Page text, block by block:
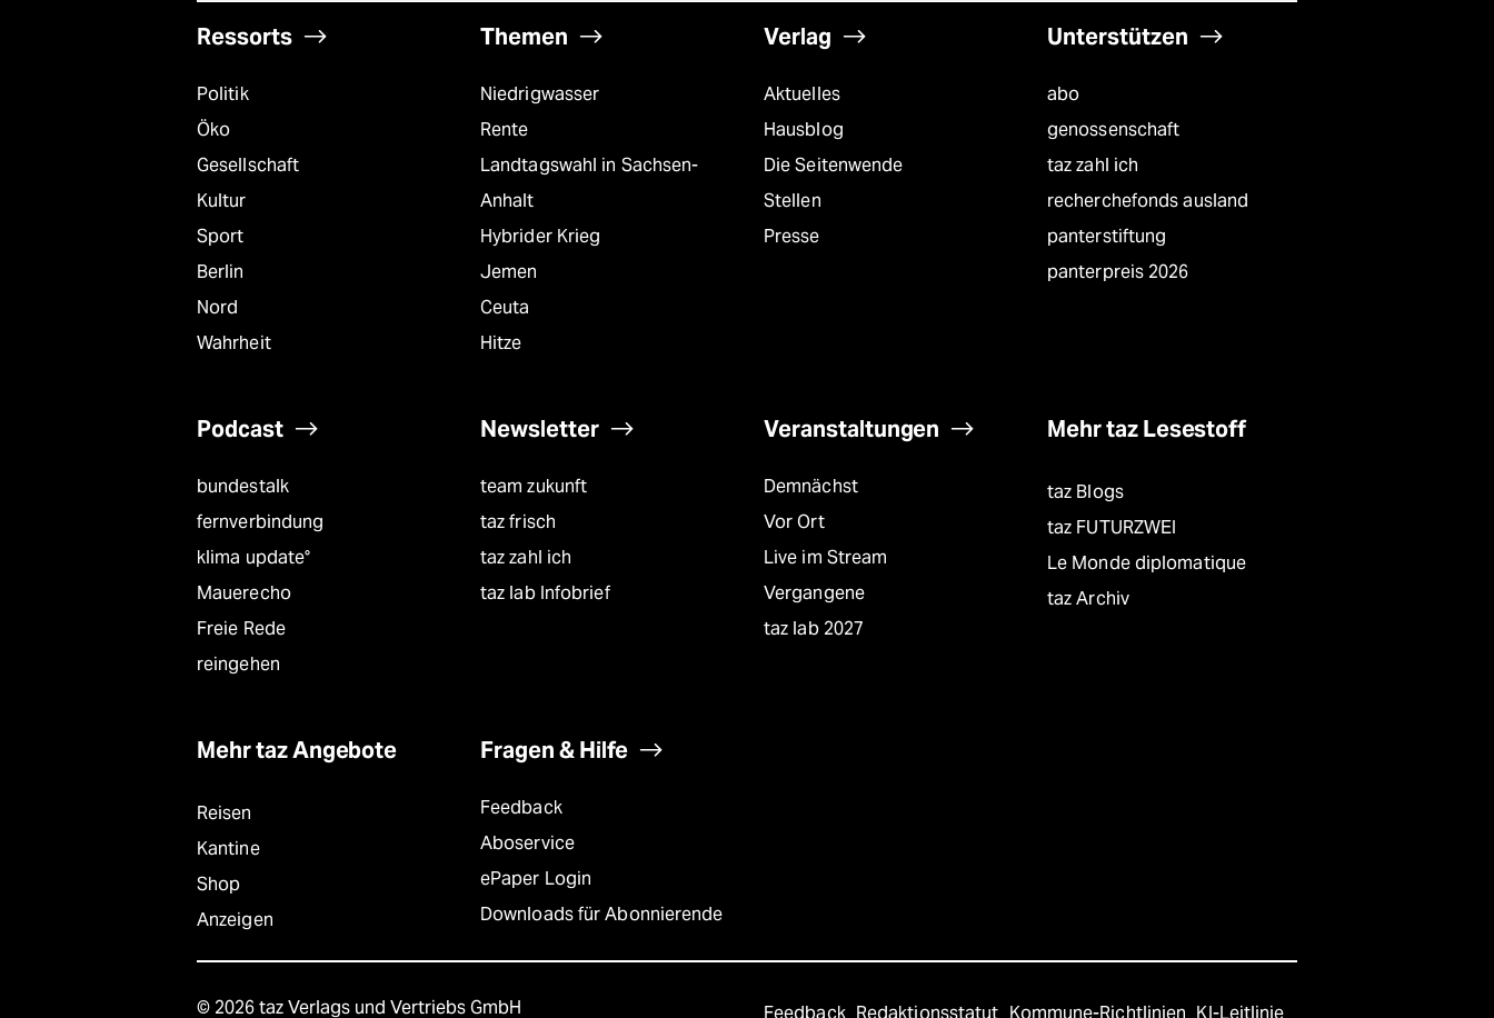
Ressorts
Politik
Öko
Gesellschaft
Kultur
Sport
Berlin
Nord
Wahrheit
Themen
Niedrigwasser
Rente
Landtagswahl in Sachsen-
Anhalt
Hybrider Krieg
Jemen
Ceuta
Hitze
Verlag
Aktuelles
Hausblog
Die Seitenwende
Stellen
Presse
Unterstützen
abo
genossenschaft
taz zahl ich
recherchefonds ausland
panterstiftung
panterpreis 2026
Podcast
bundestalk
fernverbindung
klima update°
Mauerecho
Freie Rede
reingehen
Newsletter
team zukunft
taz frisch
taz zahl ich
taz lab Infobrief
Veranstaltungen
Demnächst
Vor Ort
Live im Stream
Vergangene
taz lab 2027
Mehr taz Lesestoff
taz Blogs
taz FUTURZWEI
Le Monde diplomatique
taz Archiv
Mehr taz Angebote
Reisen
Kantine
Shop
Anzeigen
Fragen & Hilfe
Feedback
Aboservice
ePaper Login
Downloads für Abonnierende
© 2026 taz Verlags und Vertriebs GmbH Feedback Redaktionsstatut Kommune-Richtlinien KI-Leitlinie